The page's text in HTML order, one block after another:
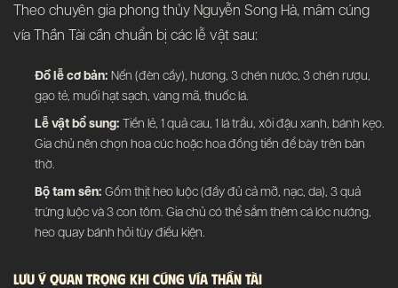
Theo chuyên gia phong thủy Nguyễn Song Hà, mâm cúng
vía Thần Tài cần chuẩn bị các lễ vật sau:
Đồ lễ cơ bản: Nến (đèn cầy), hương, 3 chén nước, 3 chén rượu,
gạo tẻ, muối hạt sạch, vàng mã, thuốc lá.
Lễ vật bổ sung: Tiền lẻ, 1 quả cau, 1 lá trầu, xôi đậu xanh, bánh kẹo.
Gia chủ nên chọn hoa cúc hoặc hoa đồng tiền để bày trên bàn
thờ.
Bộ tam sên: Gồm thịt heo luộc (đầy đủ cả mỡ, nạc, da), 3 quả
trứng luộc và 3 con tôm. Gia chủ có thể sắm thêm cá lóc nướng,
heo quay bánh hỏi tùy điều kiện.
Lưu Ý Quan Trọng Khi Cúng Vía Thần Tài